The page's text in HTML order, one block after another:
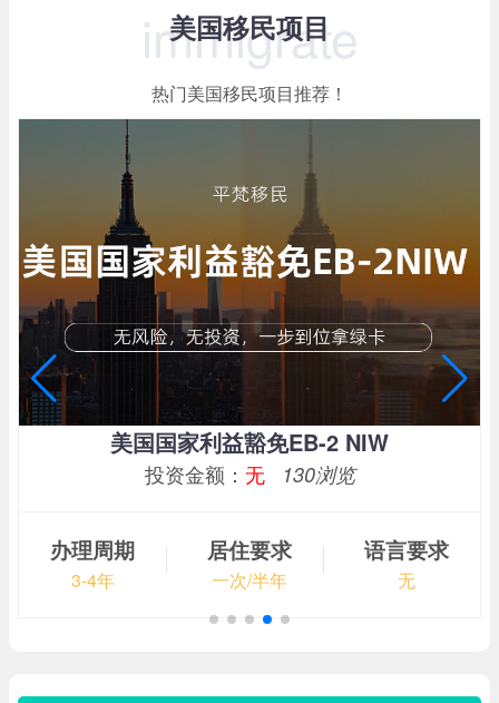
美国移民项目
immigrate
热门美国移民项目推荐！
美国国家利益豁免EB-2 NIW
投资金额： 无 130浏览
办理周期
3-4年
居住要求
一次/半年
语言要求
无